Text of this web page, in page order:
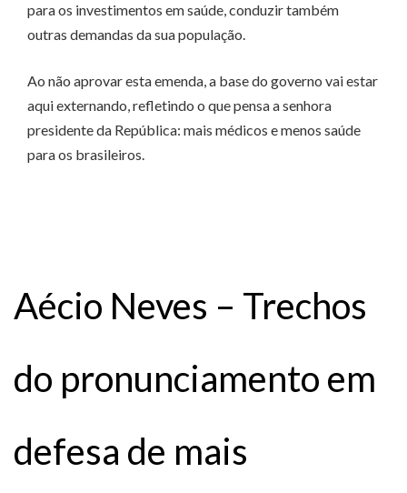
para os investimentos em saúde, conduzir também
outras demandas da sua população.
Ao não aprovar esta emenda, a base do governo vai estar
aqui externando, refletindo o que pensa a senhora
presidente da República: mais médicos e menos saúde
para os brasileiros.
Aécio Neves – Trechos
do pronunciamento em
defesa de mais